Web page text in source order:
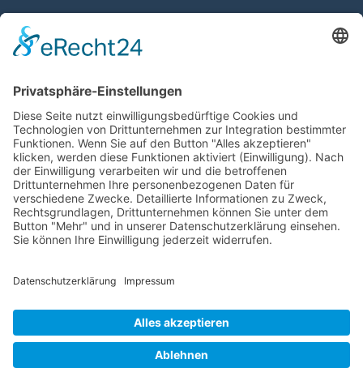
Downloads
Atemwege und Lunge sowie den häufigsten Beschwerden
kostenlos herunter.
ZU DEN FALTBLÄTTERN
SPENDEN